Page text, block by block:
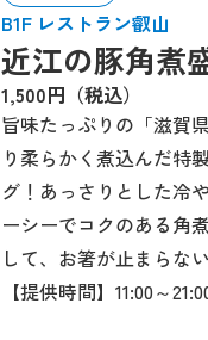
B1F レストラン叡山
近江の豚角煮
1,500円（税込）
旨味たっぷりの「滋賀
り柔らかく煮込んだ特
グ！あっさりとした冷
ーシーでコクのある角
して、お箸が止まらな
【提供時間】11:00～